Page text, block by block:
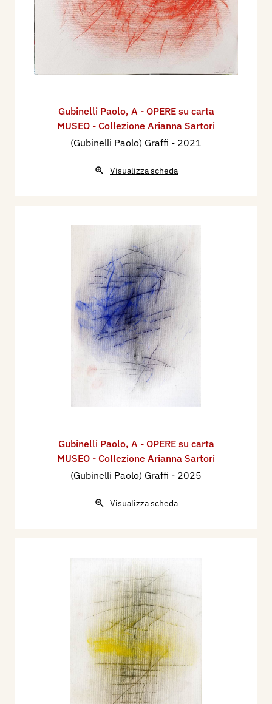
Gubinelli Paolo, A - OPERE su carta
MUSEO - Collezione Arianna Sartori
(Gubinelli Paolo) Graffi - 2021
Visualizza scheda
Gubinelli Paolo, A - OPERE su carta
MUSEO - Collezione Arianna Sartori
(Gubinelli Paolo) Graffi - 2025
Visualizza scheda